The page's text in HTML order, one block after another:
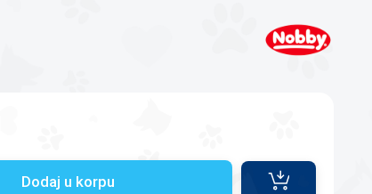
Dodaj u korpu